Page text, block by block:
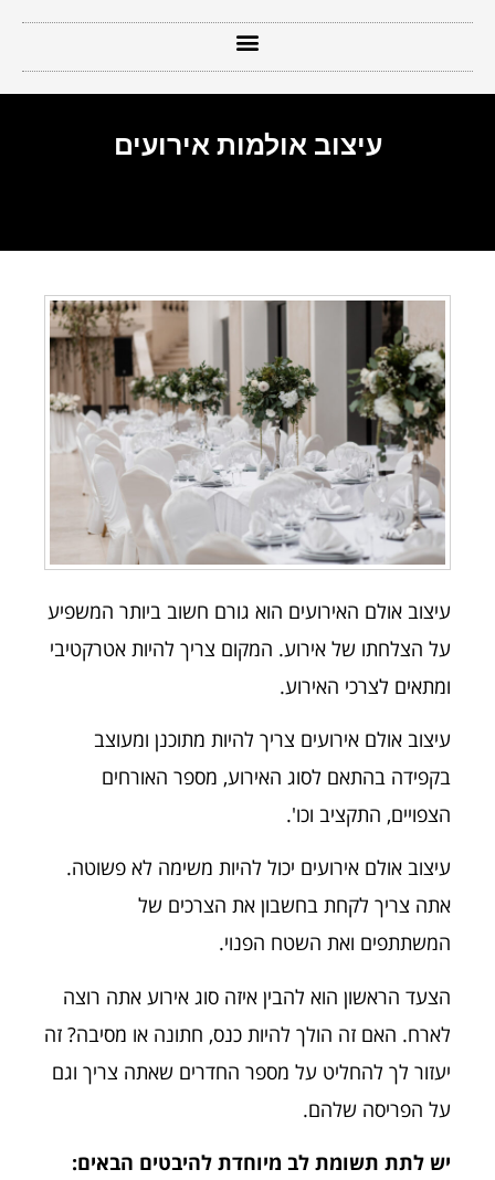
עיצוב אולמות אירועים
עיצוב אולם האירועים הוא גורם חשוב ביותר המשפיע
על הצלחתו של אירוע. המקום צריך להיות אטרקטיבי
ומתאים לצרכי האירוע.
עיצוב אולם אירועים צריך להיות מתוכנן ומעוצב
בקפידה בהתאם לסוג האירוע, מספר האורחים
הצפויים, התקציב וכו'.
עיצוב אולם אירועים יכול להיות משימה לא פשוטה.
אתה צריך לקחת בחשבון את הצרכים של
המשתתפים ואת השטח הפנוי.
הצעד הראשון הוא להבין איזה סוג אירוע אתה רוצה
לארח. האם זה הולך להיות כנס, חתונה או מסיבה? זה
יעזור לך להחליט על מספר החדרים שאתה צריך וגם
על הפריסה שלהם.
יש לתת תשומת לב מיוחדת להיבטים הבאים: